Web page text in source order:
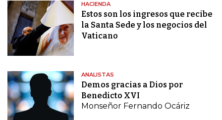
HACIENDA
Estos son los ingresos que recibe
la Santa Sede y los negocios del
Vaticano
ANALISTAS
Demos gracias a Dios por
Benedicto XVI
Monseñor Fernando Ocáriz